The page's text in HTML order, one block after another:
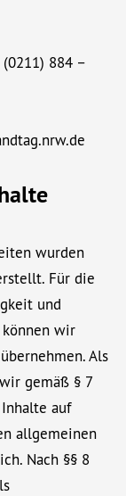
(0211) 884 –
wurden
Für die
und
wir
Als
gemäß § 7
auf
allgemeinen
Nach §§ 8